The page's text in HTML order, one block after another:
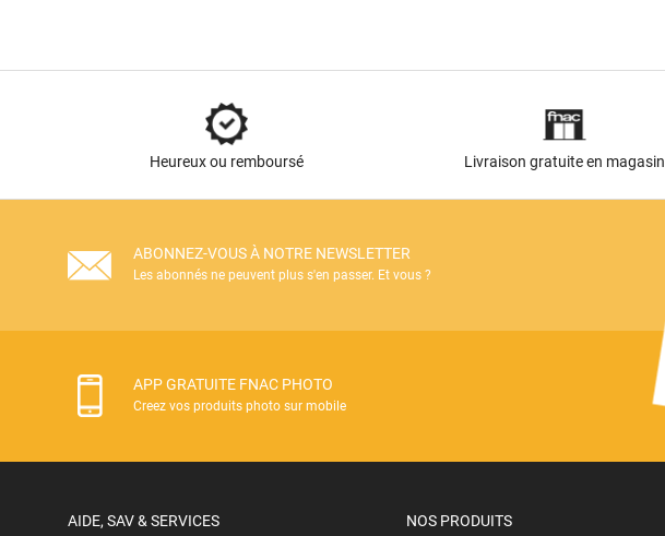
Heureux ou remboursé Livraison gratuite en magasin
ABONNEZ-VOUS À NOTRE NEWSLETTER
Les abonnés ne peuvent plus s'en passer. Et vous ?
APP GRATUITE FNAC PHOTO
Creez vos produits photo sur mobile
AIDE, SAV & SERVICES NOS PRODUITS